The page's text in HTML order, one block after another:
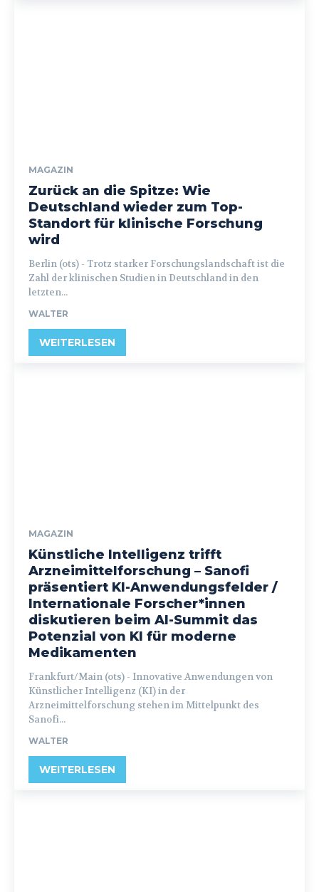
MAGAZIN
Zurück an die Spitze: Wie
Deutschland wieder zum Top-
Standort für klinische Forschung
wird
Berlin (ots) - Trotz starker Forschungslandschaft ist die
Zahl der klinischen Studien in Deutschland in den
letzten...
WALTER
WEITERLESEN
MAGAZIN
Künstliche Intelligenz trifft
Arzneimittelforschung – Sanofi
präsentiert KI-Anwendungsfelder /
Internationale Forscher*innen
diskutieren beim AI-Summit das
Potenzial von KI für moderne
Medikamenten
Frankfurt/Main (ots) - Innovative Anwendungen von
Künstlicher Intelligenz (KI) in der
Arzneimittelforschung stehen im Mittelpunkt des
Sanofi...
WALTER
WEITERLESEN